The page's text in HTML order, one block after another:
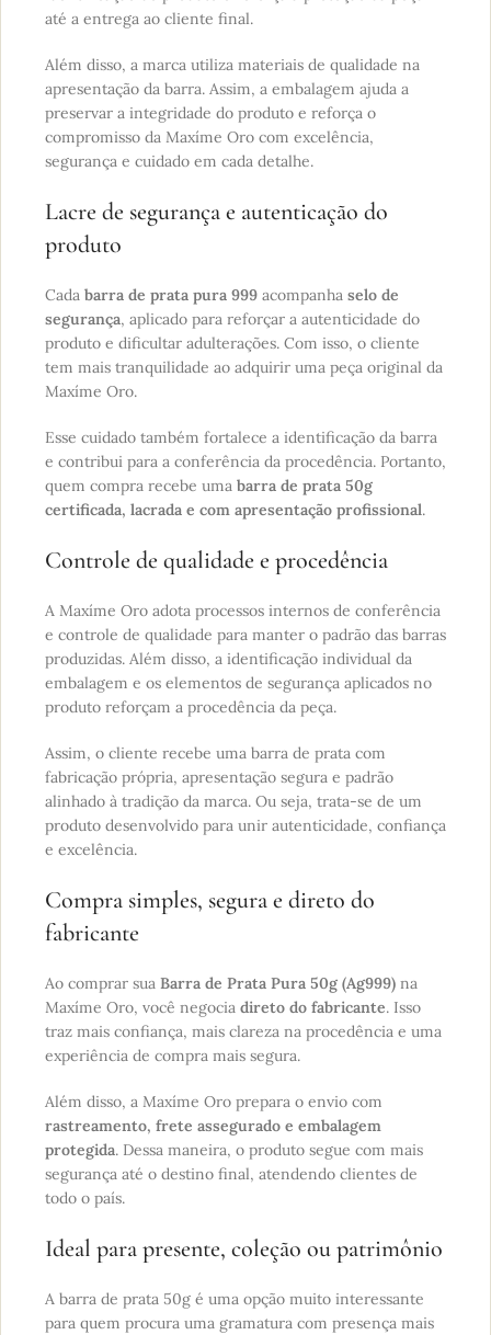
até a entrega ao cliente final.
Além disso, a marca utiliza materiais de qualidade na
apresentação da barra. Assim, a embalagem ajuda a
preservar a integridade do produto e reforça o
compromisso da Maxíme Oro com excelência,
segurança e cuidado em cada detalhe.
Lacre de segurança e autenticação do
produto
Cada barra de prata pura 999 acompanha selo de
segurança, aplicado para reforçar a autenticidade do
produto e dificultar adulterações. Com isso, o cliente
tem mais tranquilidade ao adquirir uma peça original da
Maxíme Oro.
Esse cuidado também fortalece a identificação da barra
e contribui para a conferência da procedência. Portanto,
quem compra recebe uma barra de prata 50g
certificada, lacrada e com apresentação profissional.
Controle de qualidade e procedência
A Maxíme Oro adota processos internos de conferência
e controle de qualidade para manter o padrão das barras
produzidas. Além disso, a identificação individual da
embalagem e os elementos de segurança aplicados no
produto reforçam a procedência da peça.
Assim, o cliente recebe uma barra de prata com
fabricação própria, apresentação segura e padrão
alinhado à tradição da marca. Ou seja, trata-se de um
produto desenvolvido para unir autenticidade, confiança
e excelência.
Compra simples, segura e direto do
fabricante
Ao comprar sua Barra de Prata Pura 50g (Ag999) na
Maxíme Oro, você negocia direto do fabricante. Isso
traz mais confiança, mais clareza na procedência e uma
experiência de compra mais segura.
Além disso, a Maxíme Oro prepara o envio com
rastreamento, frete assegurado e embalagem
protegida. Dessa maneira, o produto segue com mais
segurança até o destino final, atendendo clientes de
todo o país.
Ideal para presente, coleção ou patrimônio
A barra de prata 50g é uma opção muito interessante
para quem procura uma gramatura com presença mais